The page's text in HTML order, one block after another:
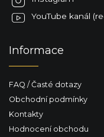
YouTube kanál
Informace
FAQ / Časté dotazy
Obchodní podmínky
Kontakty
Hodnocení obchodu